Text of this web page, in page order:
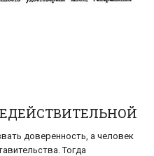
доверенность, а человек
Тогда